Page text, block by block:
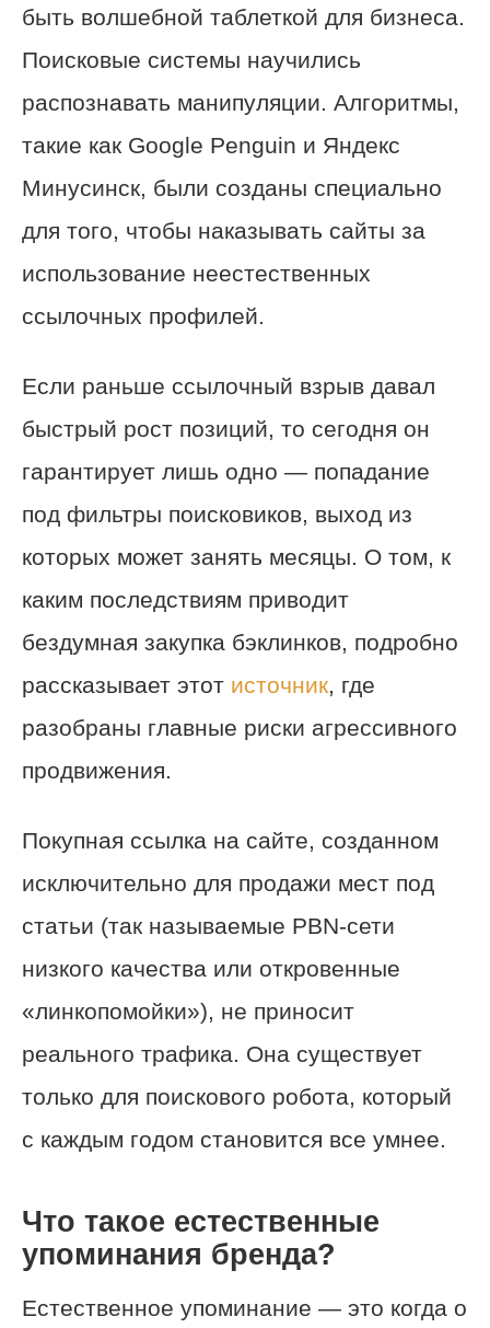
быть волшебной таблеткой для бизнеса.
Поисковые системы научились
распознавать манипуляции. Алгоритмы,
такие как Google Penguin и Яндекс
Минусинск, были созданы специально
для того, чтобы наказывать сайты за
использование неестественных
ссылочных профилей.
Если раньше ссылочный взрыв давал
быстрый рост позиций, то сегодня он
гарантирует лишь одно — попадание
под фильтры поисковиков, выход из
которых может занять месяцы. О том, к
каким последствиям приводит
бездумная закупка бэклинков, подробно
рассказывает этот источник, где
разобраны главные риски агрессивного
продвижения.
Покупная ссылка на сайте, созданном
исключительно для продажи мест под
статьи (так называемые PBN-сети
низкого качества или откровенные
«линкопомойки»), не приносит
реального трафика. Она существует
только для поискового робота, который
с каждым годом становится все умнее.
Что такое естественные
упоминания бренда?
Естественное упоминание — это когда о